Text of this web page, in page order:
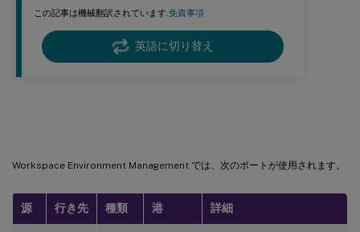
この記事は機械翻訳されています.免責事項
英語に切り替え
Workspace Environment Management では、次のポートが使用されます。
源 行き先 種類 港 詳細